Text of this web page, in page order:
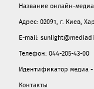
Название онлайн-медиа
Адрес: 02091, г. Киев,
E-mail:
Телефон: 044-205-43-00
Идентификатор медиа -
Контакты